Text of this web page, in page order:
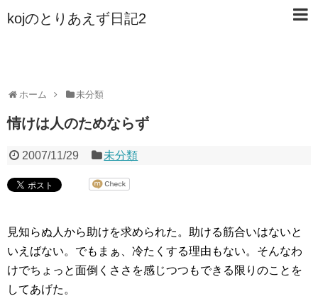
kojのとりあえず日記2
ホーム 未分類
情けは人のためならず
2007/11/29 未分類
見知らぬ人から助けを求められた。助ける筋合いはないと
いえばない。でもまぁ、冷たくする理由もない。そんなわ
けでちょっと面倒くささを感じつつもできる限りのことを
してあげた。